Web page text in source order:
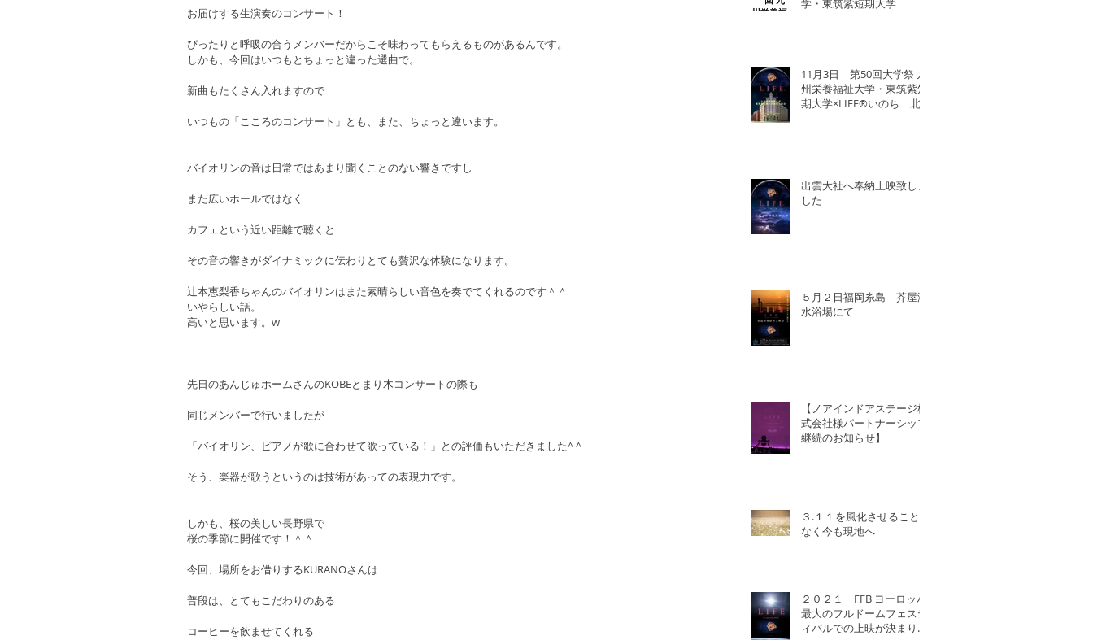
お届けする生演奏のコンサート！
ぴったりと呼吸の合うメンバーだからこそ味わってもらえるものがあるんです。
しかも、今回はいつもとちょっと違った選曲で。
新曲もたくさん入れますので
いつもの「こころのコンサート」とも、また、ちょっと違います。
バイオリンの音は日常ではあまり聞くことのない響きですし
また広いホールではなく
カフェという近い距離で聴くと
その音の響きがダイナミックに伝わりとても贅沢な体験になります。
辻本恵梨香ちゃんのバイオリンはまた素晴らしい音色を奏でてくれるのです＾＾
いやらしい話。
高いと思います。w
先日のあんじゅホームさんのKOBEとまり木コンサートの際も
同じメンバーで行いましたが
「バイオリン、ピアノが歌に合わせて歌っている！」との評価もいただきました^ ^
そう、楽器が歌うというのは技術があっての表現力です。
しかも、桜の美しい長野県で
桜の季節に開催です！＾＾
今回、場所をお借りするKURANOさんは
普段は、とてもこだわりのある
コーヒーを飲ませてくれる
学・東筑紫短期大学
11月3日 第50回大学祭 九
州栄養福祉大学・東筑紫短
期大学×LIFE®︎いのち 北
出雲大社へ奉納上映致しま
した
５月２日福岡糸島 芥屋海
水浴場にて
【ノアインドアステージ株
式会社様パートナーシップ
継続のお知らせ】
３.１１を風化させること
なく今も現地へ
２０２１ FFB ヨーロッパ
最大のフルドームフェステ
ィバルでの上映が決まりま